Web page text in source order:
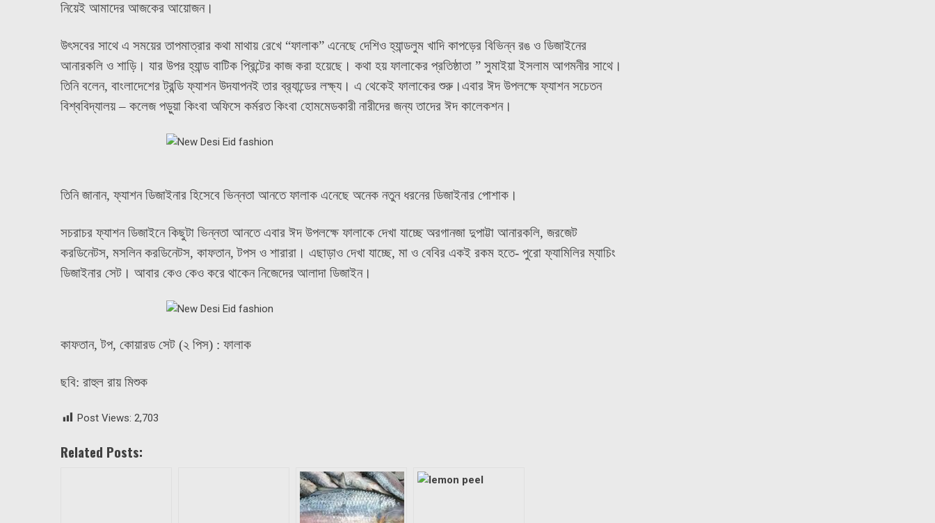
নিয়েই আমাদের আজকের আয়োজন।
উৎসবের সাথে এ সময়ের তাপমাত্রার কথা মাথায় রেখে “ফালাক” এনেছে দেশিও হ্যান্ডলুম খাদি কাপড়ের বিভিন্ন রঙ ও ডিজাইনের
আনারকলি ও শাড়ি। যার উপর হ্যান্ড বাটিক প্রিন্টের কাজ করা হয়েছে। কথা হয় ফালাকের প্রতিষ্ঠাতা ” সুমাইয়া ইসলাম আগমনীর সাথে।
তিনি বলেন, বাংলাদেশের ট্রন্ডি ফ্যাশন উদযাপনই তার ব্র‍্যান্ডের লক্ষ্য। এ থেকেই ফালাকের শুরু।এবার ঈদ উপলক্ষে ফ্যাশন সচেতন
বিশ্ববিদ্যালয় – কলেজ পড়ুয়া কিংবা অফিসে কর্মরত কিংবা হোমমেডকারী নারীদের জন্য তাদের ঈদ কালেকশন।
তিনি জানান, ফ্যাশন ডিজাইনার হিসেবে ভিন্নতা আনতে ফালাক এনেছে অনেক নতুন ধরনের ডিজাইনার পোশাক।
সচরাচর ফ্যাশন ডিজাইনে কিছুটা ভিন্নতা আনতে এবার ঈদ উপলক্ষে ফালাকে দেখা যাচ্ছে অরগানজা দুপাট্টা আনারকলি, জরজেট
করডিনেটস, মসলিন করডিনেটস, কাফতান, টপস ও শারারা। এছাড়াও দেখা যাচ্ছে, মা ও বেবির একই রকম হতে- পুরো ফ্যামিলির ম্যাচিং
ডিজাইনার সেট। আবার কেও কেও করে থাকেন নিজেদের আলাদা ডিজাইন।
কাফতান, টপ, কোয়ারড সেট (২ পিস) : ফালাক
ছবি: রাহুল রায় মিশুক
Post Views: 2,703
Related Posts: